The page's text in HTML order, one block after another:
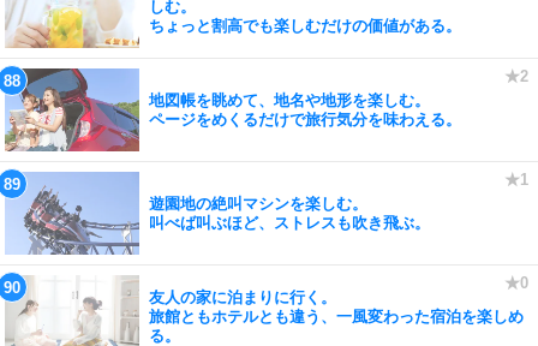
しむ。
ちょっと割高でも楽しむだけの価値がある。
地図帳を眺めて、地名や地形を楽しむ。
ページをめくるだけで旅行気分を味わえる。
遊園地の絶叫マシンを楽しむ。
叫べば叫ぶほど、ストレスも吹き飛ぶ。
友人の家に泊まりに行く。
旅館ともホテルとも違う、一風変わった宿泊を楽しめ
る。